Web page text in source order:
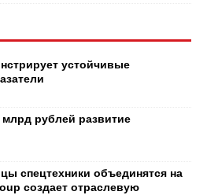
устойчивые
рублей развитие
спецтехники объединятся на
создает отраслевую